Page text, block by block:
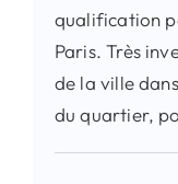
qualification
Paris. Très
de la ville
du quartier,